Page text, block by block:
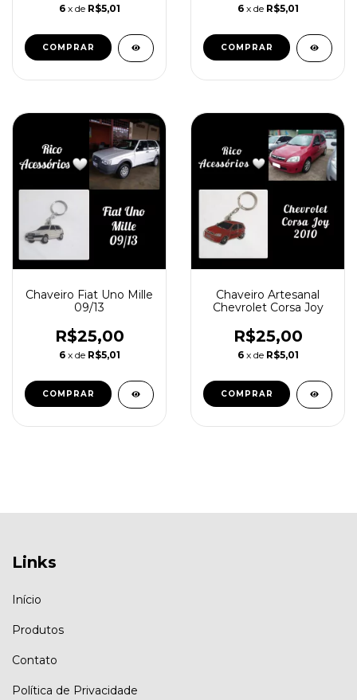
6 x de R$5,01 6 x de R$5,01
Chaveiro Fiat Uno Mille
09/13
R$25,00
6 x de R$5,01
Chaveiro Artesanal
Chevrolet Corsa Joy
R$25,00
6 x de R$5,01
Links
Início
Produtos
Contato
Política de Privacidade